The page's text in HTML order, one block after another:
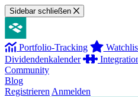
Sidebar schließen
Portfolio-Tracking
Dividendenkalender
Community
Blog
Registrieren Anmelden